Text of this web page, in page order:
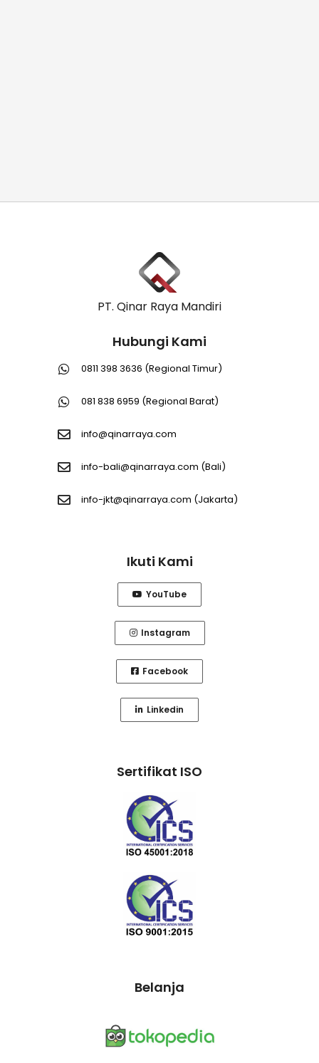
PT. Qinar Raya Mandiri
Hubungi Kami
0811 398 3636 (Regional Timur)
081 838 6959 (Regional Barat)
info@qinarraya.com
info-bali@qinarraya.com (Bali)
info-jkt@qinarraya.com (Jakarta)
Ikuti Kami
YouTube
Instagram
Facebook
Linkedin
Sertifikat ISO
Belanja